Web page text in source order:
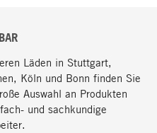
Läden in Stuttgart,
Köln und Bonn finden Sie
Auswahl an Produkten
und sachkundige